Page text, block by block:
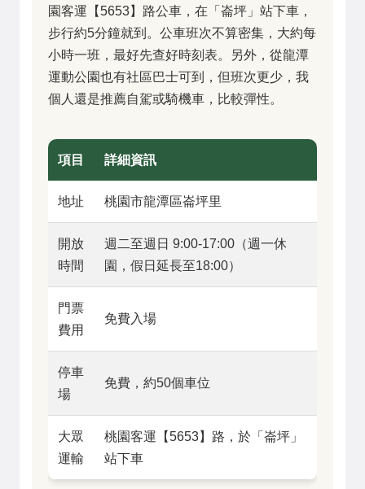
園客運【5653】路公車，在「崙坪」站下車，
步行約5分鐘就到。公車班次不算密集，大約每
小時一班，最好先查好時刻表。另外，從龍潭
運動公園也有社區巴士可到，但班次更少，我
個人還是推薦自駕或騎機車，比較彈性。
項目 詳細資訊
地址 桃園市龍潭區崙坪里
開放
時間
週二至週日 9:00-17:00（週一休
園，假日延長至18:00）
門票
費用
免費入場
停車
場
免費，約50個車位
大眾
運輸
桃園客運【5653】路，於「崙坪」
站下車